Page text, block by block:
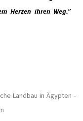
Herzen ihren Weg.”
Landbau in Ägypten -